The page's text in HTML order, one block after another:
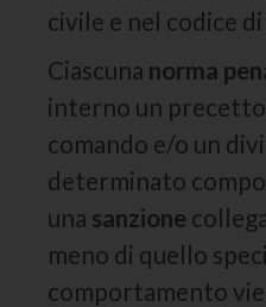
civile e nel codice
Ciascuna norma
interno un
comando e/o un
determinato
una sanzione
meno di quello
comportamento